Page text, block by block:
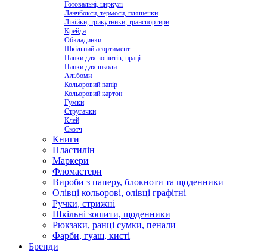
Готовальні, циркулі
Ланчбокси, термоси, пляшечки
Лінійки, трикутники, транспортири
Крейда
Обкладинки
Шкільний асортимент
Папки для зошитів, праці
Папки для школи
Альбоми
Кольоровий папір
Кольоровий картон
Гумки
Стругачки
Клей
Скотч
Книги
Пластилін
Маркери
Фломастери
Вироби з паперу, блокноти та щоденники
Олівці кольорові, олівці графітні
Ручки, стрижні
Шкільні зошити, щоденники
Рюкзаки, ранці сумки, пенали
Фарби, гуаш, кисті
Бренди